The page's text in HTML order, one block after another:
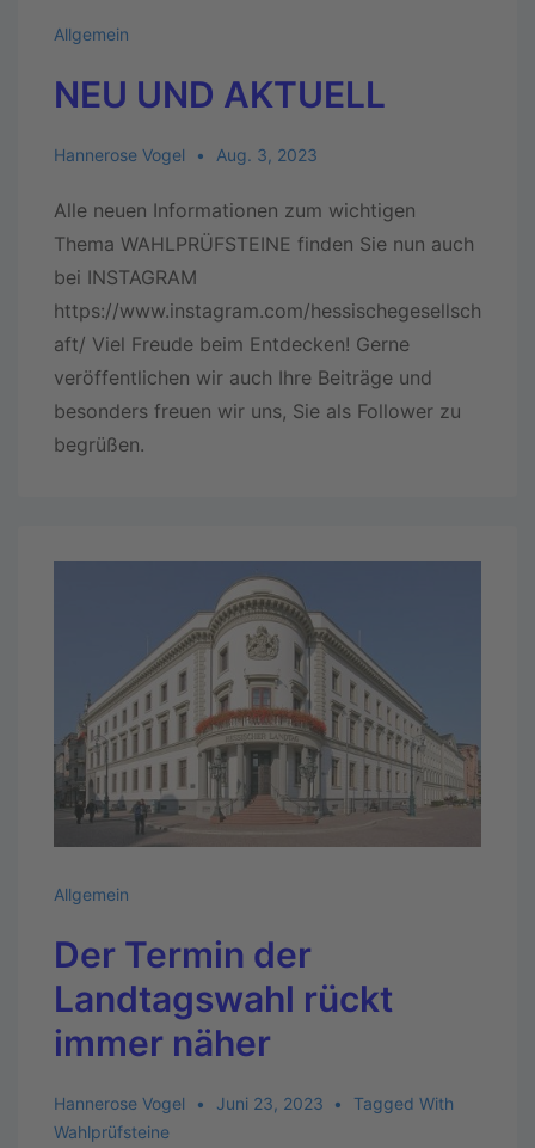
Allgemein
NEU UND AKTUELL
Hannerose Vogel Aug. 3, 2023
Alle neuen Informationen zum wichtigen
Thema WAHLPRÜFSTEINE finden Sie nun auch
bei INSTAGRAM
https://www.instagram.com/hessischegesellsch
aft/ Viel Freude beim Entdecken! Gerne
veröffentlichen wir auch Ihre Beiträge und
besonders freuen wir uns, Sie als Follower zu
begrüßen.
Allgemein
Der Termin der
Landtagswahl rückt
immer näher
Hannerose Vogel Juni 23, 2023
Tagged With
Wahlprüfsteine